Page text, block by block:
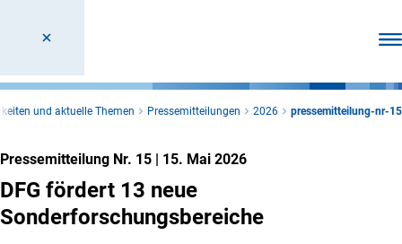
und aktuelle Themen Pressemitteilungen 2026 pressemitteilung-nr-15
Pressemitteilung Nr. 15 | 15. Mai 2026
DFG fördert 13 neue
Sonderforschungsbereiche